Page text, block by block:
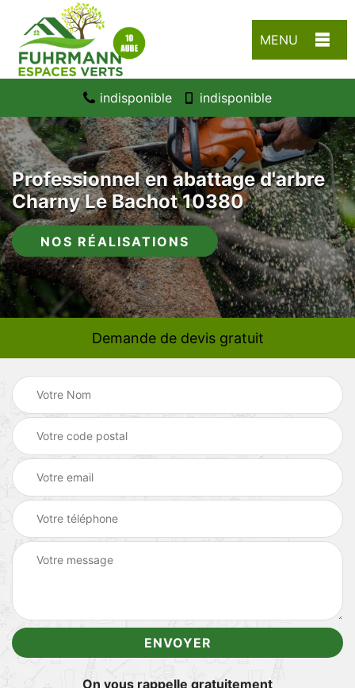
MENU
indisponible indisponible
Professionnel en abattage d'arbre
Charny Le Bachot 10380
NOS RÉALISATIONS
Demande de devis gratuit
On vous rappelle gratuitement